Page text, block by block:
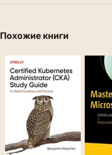
Похожие книги